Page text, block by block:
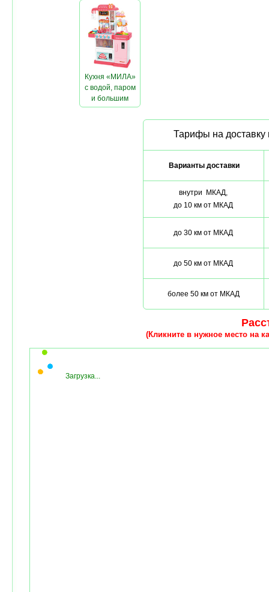
Кухня «МИЛА»
с водой, паром
и большим
холодильником
Тарифы на доставку
Варианты доставки
внутри МКАД,
до 10 км от МКАД
до 30 км от МКАД
до 50 км от МКАД
более 50 км от МКАД
(Кликните в нужное место на
Загрузка...